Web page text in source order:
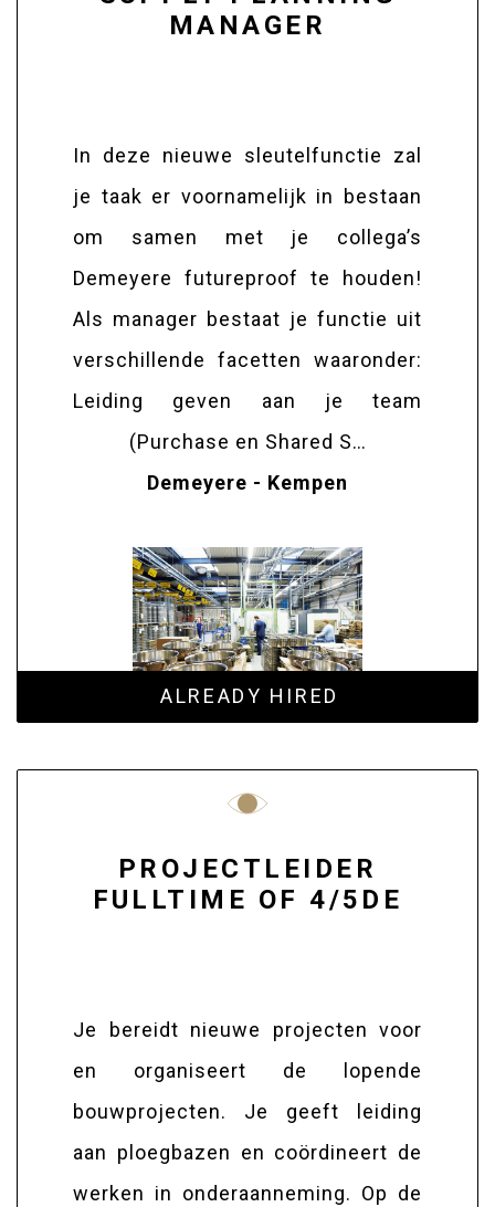
MANAGER
In deze nieuwe sleutelfunctie zal
je taak er voornamelijk in bestaan
om samen met je collega’s
Demeyere futureproof te houden!
Als manager bestaat je functie uit
verschillende facetten waaronder:
Leiding geven aan je team
(Purchase en Shared S…
Demeyere - Kempen
ALREADY HIRED
PROJECTLEIDER
FULLTIME OF 4/5DE
Je bereidt nieuwe projecten voor
en organiseert de lopende
bouwprojecten. Je geeft leiding
aan ploegbazen en coördineert de
werken in onderaanneming. Op de